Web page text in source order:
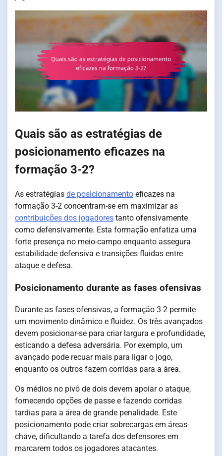
Quais são as estratégias de
posicionamento eficazes na
formação 3-2?
As estratégias de posicionamento eficazes na
formação 3-2 concentram-se em maximizar as
contribuições dos jogadores tanto ofensivamente
como defensivamente. Esta formação enfatiza uma
forte presença no meio-campo enquanto assegura
estabilidade defensiva e transições fluidas entre
ataque e defesa.
Posicionamento durante as fases ofensivas
Durante as fases ofensivas, a formação 3-2 permite
um movimento dinâmico e fluidez. Os três avançados
devem posicionar-se para criar largura e profundidade,
esticando a defesa adversária. Por exemplo, um
avançado pode recuar mais para ligar o jogo,
enquanto os outros fazem corridas para a área.
Os médios no pivô de dois devem apoiar o ataque,
fornecendo opções de passe e fazendo corridas
tardias para a área de grande penalidade. Este
posicionamento pode criar sobrecargas em áreas-
chave, dificultando a tarefa dos defensores em
marcarem todos os jogadores atacantes.